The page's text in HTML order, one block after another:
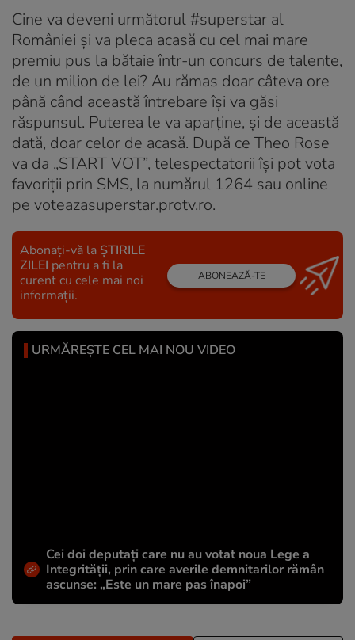
Cine va deveni următorul #superstar al
României și va pleca acasă cu cel mai mare
premiu pus la bătaie într-un concurs de talente,
de un milion de lei? Au rămas doar câteva ore
până când această întrebare își va găsi
răspunsul. Puterea le va aparține, și de această
dată, doar celor de acasă. După ce Theo Rose
va da „START VOT”, telespectatorii își pot vota
favoriții prin SMS, la numărul 1264 sau online
pe voteazasuperstar.protv.ro.
Abonați-vă la ȘTIRILE
ZILEI pentru a fi la
curent cu cele mai noi
informații.
ABONEAZĂ-TE
URMĂREȘTE CEL MAI NOU VIDEO
Cei doi deputați care nu au votat noua Lege a
Integrității, prin care averile demnitarilor rămân
ascunse: „Este un mare pas înapoi”